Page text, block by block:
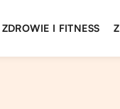
ZDROWIE I FITNESS